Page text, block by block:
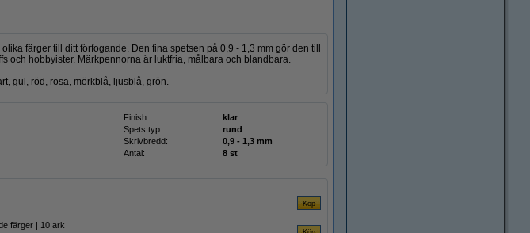
färger till ditt förfogande. Den fina spetsen på 0,9 - 1,3 mm gör den till
och hobbyister. Märkpennorna är luktfria, målbara och blandbara.
gul, röd, rosa, mörkblå, ljusblå, grön.
Finish:
klar
Spets typ:
rund
Skrivbredd:
0,9 - 1,3 mm
Antal: 8 st
färger | 10 ark